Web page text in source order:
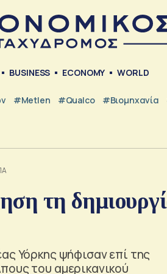
BUSINESS ECONOMY WORLD
#metlen #Qualco #Βιομηχανία
τη
Υόρκης ψήφισαν επί της
του αμερικανικού